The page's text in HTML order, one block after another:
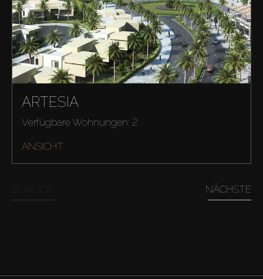
ARTESIA
Verfügbare Wohnungen: 2
ANSICHT
NÄCHSTE